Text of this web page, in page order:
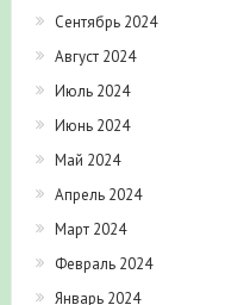
Сентябрь 2024
Август 2024
Июль 2024
Июнь 2024
Май 2024
Апрель 2024
Март 2024
Февраль 2024
Январь 2024